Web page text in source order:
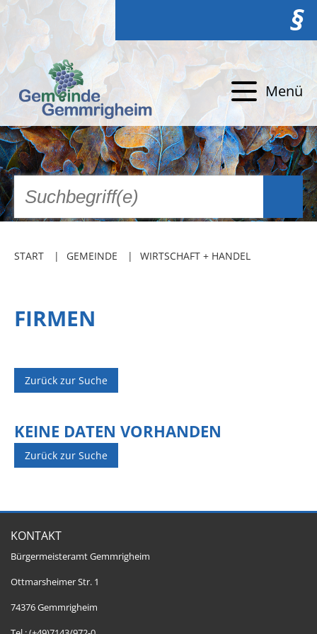
§
Menü
START GEMEINDE WIRTSCHAFT + HANDEL
FIRMEN
Zurück zur Suche
KEINE DATEN VORHANDEN
Zurück zur Suche
KONTAKT
Bürgermeisteramt Gemmrigheim
Ottmarsheimer Str. 1
74376 Gemmrigheim